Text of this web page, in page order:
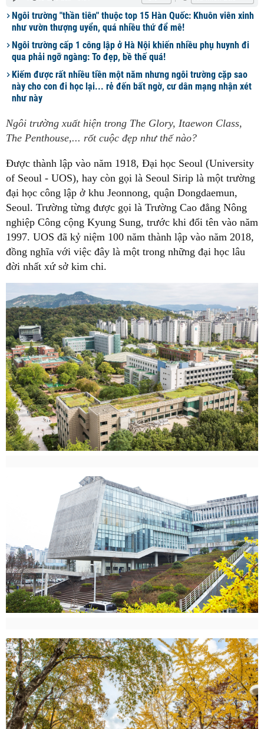
Ngôi trường "thần tiên" thuộc top 15 Hàn Quốc: Khuôn viên xinh
như vườn thượng uyển, quá nhiều thứ để mê!
Ngôi trường cấp 1 công lập ở Hà Nội khiến nhiều phụ huynh đi
qua phải ngỡ ngàng: To đẹp, bề thế quá!
Kiếm được rất nhiều tiền một năm nhưng ngôi trường cặp sao
này cho con đi học lại... rẻ đến bất ngờ, cư dân mạng nhận xét
như này
Ngôi trường xuất hiện trong The Glory, Itaewon Class,
The Penthouse,... rốt cuộc đẹp như thế nào?
Được thành lập vào năm 1918, Đại học Seoul (University
of Seoul - UOS), hay còn gọi là Seoul Sirip là một trường
đại học công lập ở khu Jeonnong, quận Dongdaemun,
Seoul. Trường từng được gọi là Trường Cao đẳng Nông
nghiệp Công cộng Kyung Sung, trước khi đổi tên vào năm
1997. UOS đã kỷ niệm 100 năm thành lập vào năm 2018,
đồng nghĩa với việc đây là một trong những đại học lâu
đời nhất xứ sở kim chi.